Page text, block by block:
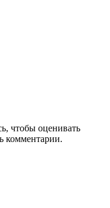
чтобы оценивать
комментарии.